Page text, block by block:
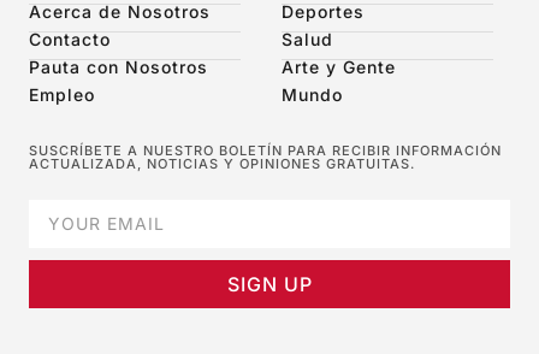
Acerca de Nosotros
Contacto
Pauta con Nosotros
Empleo
Deportes
Salud
Arte y Gente
Mundo
SUSCRÍBETE A NUESTRO BOLETÍN PARA RECIBIR INFORMACIÓN
ACTUALIZADA, NOTICIAS Y OPINIONES GRATUITAS.
SIGN UP